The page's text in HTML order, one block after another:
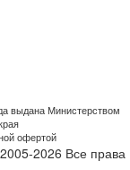
выдана Министерством
офертой
2026 Все права